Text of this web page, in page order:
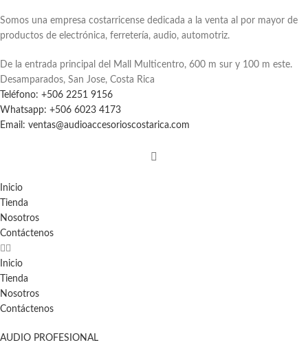
Somos una empresa costarricense dedicada a la venta al por mayor de
productos de electrónica, ferretería, audio, automotriz.
De la entrada principal del Mall Multicentro, 600 m sur y 100 m este.
Desamparados, San Jose, Costa Rica
Teléfono: +506 2251 9156
Whatsapp: +506 6023 4173
Email: ventas@audioaccesorioscostarica.com
Inicio
Tienda
Nosotros
Contáctenos
Inicio
Tienda
Nosotros
Contáctenos
AUDIO PROFESIONAL